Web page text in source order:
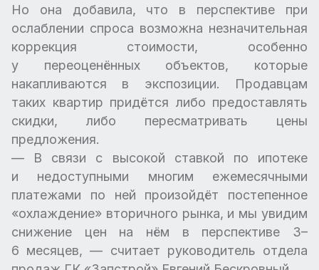
Но она добавила, что в перспективе при
ослаблении спроса возможна незначительная
коррекция стоимости, особенно
у переоценённых объектов, которые
накапливаются в экспозиции. Продавцам
таких квартир придётся либо предоставлять
скидки, либо пересматривать цены
предложения.
— В связи с высокой ставкой по ипотеке
и недоступными многим ежемесячными
платежами по ней произойдёт постепенное
«охлаждение» вторичного рынка, и мы увидим
снижение цен на нём в перспективе 3–
6 месяцев, — считает руководитель отдела